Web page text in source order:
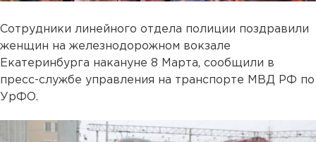
Сотрудники линейного отдела полиции поздравили
женщин на железнодорожном вокзале
Екатеринбурга накануне 8 Марта, сообщили в
пресс-службе управления на транспорте МВД РФ по
УрФО.